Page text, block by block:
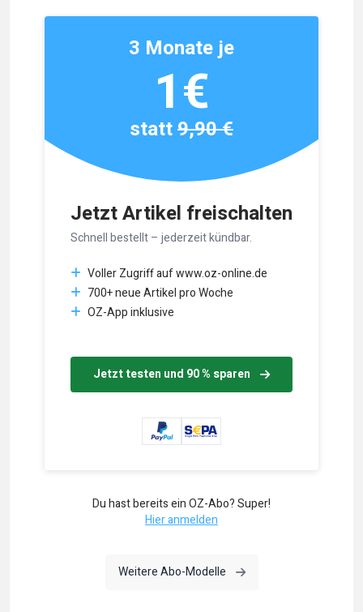
Jetzt Artikel freischalten
Schnell bestellt – jederzeit kündbar.
Voller Zugriff auf www.oz-online.de
700+ neue Artikel pro Woche
OZ-App inklusive
Jetzt testen und 90 % sparen
3 Monate je
1€
statt9,90 €
Du hast bereits ein OZ-Abo? Super!
Hier anmelden
Weitere Abo-Modelle